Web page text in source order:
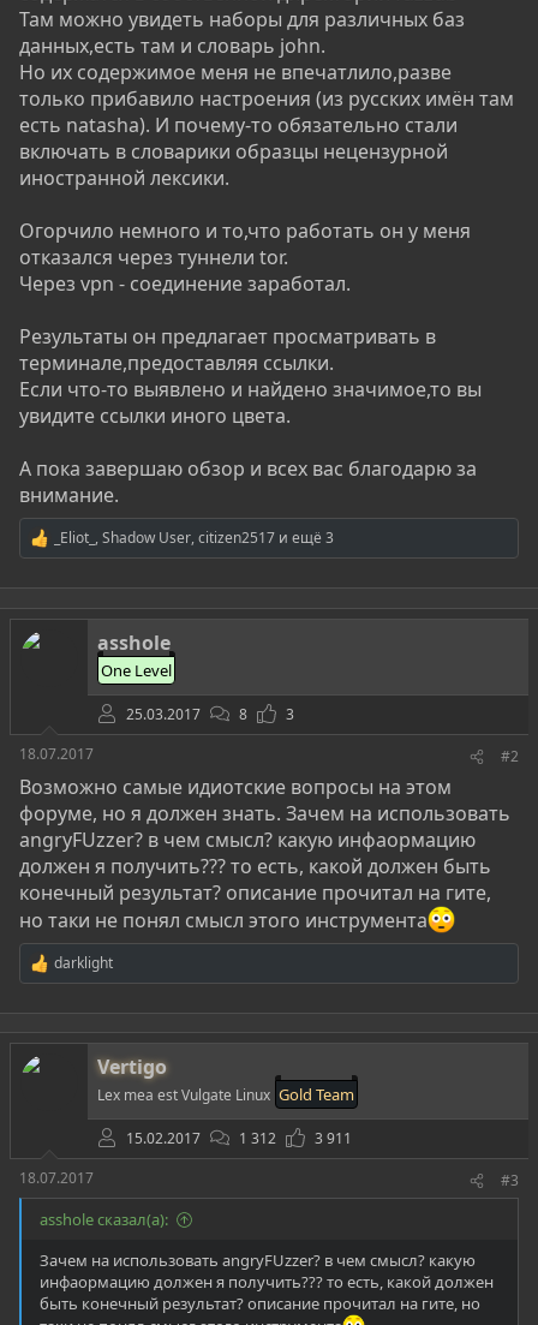
Там можно увидеть наборы для различных баз
данных,есть там и словарь john.
Но их содержимое меня не впечатлило,разве
только прибавило настроения (из русских имён там
есть natasha). И почему-то обязательно стали
включать в словарики образцы нецензурной
иностранной лексики.
Огорчило немного и то,что работать он у меня
отказался через туннели tor.
Через vpn - соединение заработал.
Результаты он предлагает просматривать в
терминале,предоставляя ссылки.
Если что-то выявлено и найдено значимое,то вы
увидите ссылки иного цвета.
А пока завершаю обзор и всех вас благодарю за
внимание.
Р
е
а
ц
и
_Eliot_ ,Shadow User,citizen2517 и ещё 3
asshole
One Level
25.03.2017 8
3
18.07.2017
#2
Возможно самые идиотские вопросы на этом
форуме, но я должен знать. Зачем на использовать
angryFUzzer? в чем смысл? какую инфаормацию
должен я получить??? то есть, какой должен быть
конечный результат? описание прочитал на гите,
но таки не понял смысл этого инструмента
Р
е
а
к
ц
и
darklight
Vertigo
Lex mea est Vulgate Linux Gold Team
15.02.2017 1 312
3 911
18.07.2017
#3
asshole сказал(а):
Зачем на использовать angryFUzzer? в чем смысл? какую
инфаормацию должен я получить??? то есть, какой должен
быть конечный результат? описание прочитал на гите, но